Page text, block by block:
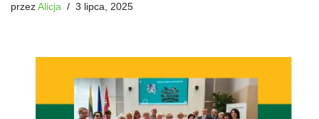
przez Alicja 3 lipca, 2025